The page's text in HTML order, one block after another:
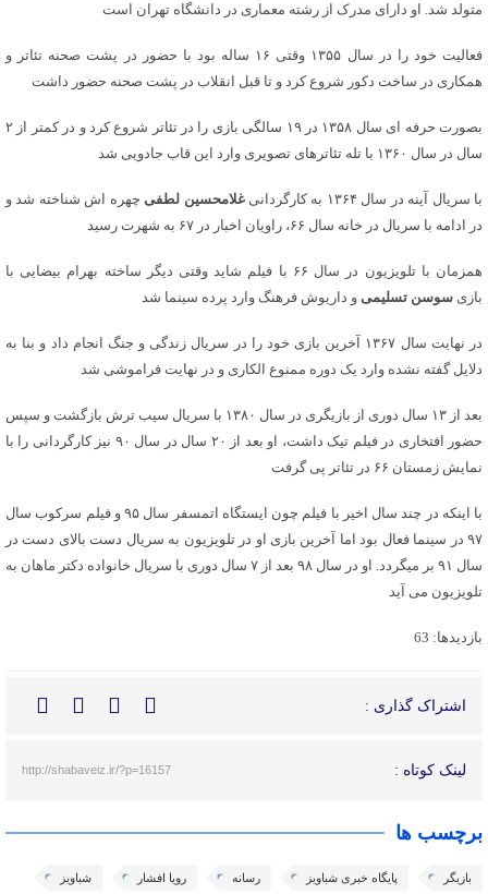
متولد شد. او دارای مدرک از رشته معماری در دانشگاه تهران است
فعالیت خود را در سال ۱۳۵۵ وقتی ۱۶ ساله بود با حضور در پشت صحنه تئاتر و
همکاری در ساخت دکور شروع کرد و تا قبل انقلاب در پشت صحنه حضور داشت
بصورت حرفه ای سال ۱۳۵۸ در ۱۹ سالگی بازی را در تئاتر شروع کرد و در کمتر از ۲
سال در سال ۱۳۶۰ با تله تئاترهای تصویری وارد این قاب جادویی شد
با سریال آینه در سال ۱۳۶۴ به کارگردانی غلامحسین لطفی چهره اش شناخته شد و
در ادامه با سریال در خانه سال ۶۶، راویان اخبار در ۶۷ به شهرت رسید
همزمان با تلویزیون در سال ۶۶ با فیلم شاید وقتی دیگر ساخته بهرام بیضایی با
بازی سوسن تسلیمی و داریوش فرهنگ وارد پرده سینما شد
در نهایت سال ۱۳۶۷ آخرین بازی خود را در سریال زندگی و جنگ انجام داد و بنا به
دلایل گفته نشده وارد یک دوره ممنوع الکاری و در نهایت فراموشی شد
بعد از ۱۳ سال دوری از بازیگری در سال ۱۳۸۰ با سریال سیب ترش بازگشت و سپس
حضور افتخاری در فیلم تیک داشت، او بعد از ۲۰ سال در سال ۹۰ نیز کارگردانی را با
نمایش زمستان ۶۶ در تئاتر پی گرفت
با اینکه در چند سال اخیر با فیلم چون ایستگاه اتمسفر سال ۹۵ و فیلم سرکوب سال
۹۷ در سینما فعال بود اما آخرین بازی او در تلویزیون به سریال دست بالای دست در
سال ۹۱ بر میگردد. او در سال ۹۸ بعد از ۷ سال دوری با سریال خانواده دکتر ماهان به
تلویزیون می آید
بازدیدها: 63
اشتراک گذاری :
لینک کوتاه : http://shabaveiz.ir/?p=16157
برچسب ها
بازیگر پایگاه خبری شباویز رسانه رویا افشار شباویز